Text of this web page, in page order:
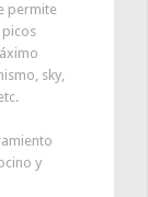
permite
sky,
y